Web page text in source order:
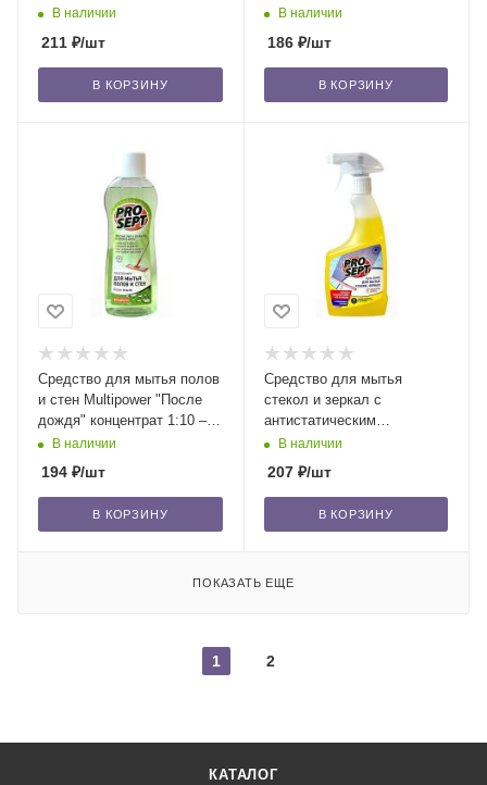
Spray готовый раствор 0,5
В наличии
211 ₽/шт
В КОРЗИНУ
отложений Bath Acid,
В наличии
186₽/шт
В КОРЗИНУ
Средство для мытья полов
и стен Multipower "После
дождя" концентрат 1:10 –
1:120 / 0,8 л/12
В наличии
194 ₽/шт
В КОРЗИНУ
Средство для мытья
стекол и зеркал с
антистатическим
эффектом Optic Shine
готовый раствор / 0,5 л/12
В наличии
207₽/шт
В КОРЗИНУ
ПОКАЗАТЬ ЕЩЕ
1 2
КАТАЛОГ